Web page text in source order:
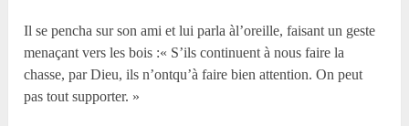
Il se pencha sur son ami et lui parla àl’oreille, faisant un geste
menaçant vers les bois :« S’ils continuent à nous faire la
chasse, par Dieu, ils n’ontqu’à faire bien attention. On peut
pas tout supporter. »